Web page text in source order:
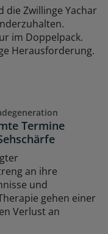
die Zwillinge Yachar
im Doppelpack.
Herausforderung.
Termine
an ihre
und
gehen einer
Verlust an